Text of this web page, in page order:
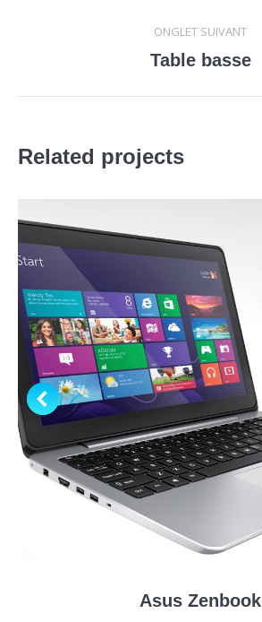
commentaire
ONGLET SUIVANT
Projets
Table basse
Related projects
Asus Zenbook